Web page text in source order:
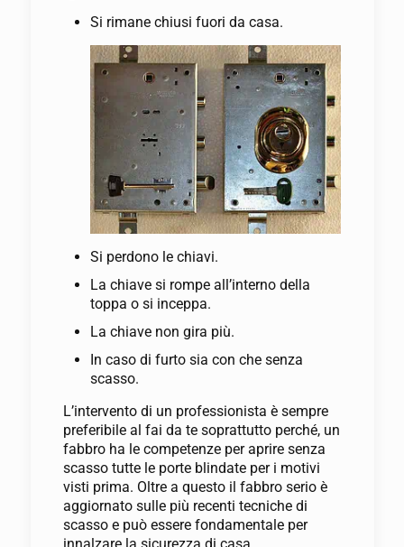
Si rimane chiusi fuori da casa.
Si perdono le chiavi.
La chiave si rompe all’interno della
toppa o si inceppa.
La chiave non gira più.
In caso di furto sia con che senza
scasso.
L’intervento di un professionista è sempre
preferibile al fai da te soprattutto perché, un
fabbro ha le competenze per aprire senza
scasso tutte le porte blindate per i motivi
visti prima. Oltre a questo il fabbro serio è
aggiornato sulle più recenti tecniche di
scasso e può essere fondamentale per